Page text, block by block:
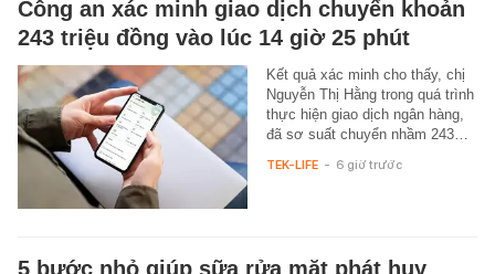
Công an xác minh giao dịch chuyển khoản
243 triệu đồng vào lúc 14 giờ 25 phút
Kết quả xác minh cho thấy, chị
Nguyễn Thị Hằng trong quá trình
thực hiện giao dịch ngân hàng,
đã sơ suất chuyển nhầm 243…
TEK-LIFE - 6 giờ trước
5 bước nhỏ giúp sữa rửa mặt phát huy